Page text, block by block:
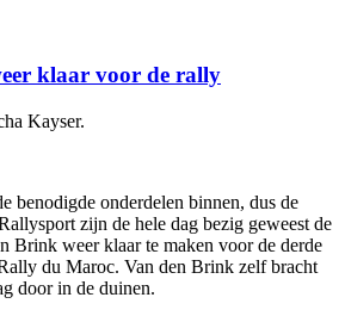
klaar voor de rally
Kayser.
benodigde onderdelen binnen, dus de
zijn de hele dag bezig geweest de
Brink weer klaar te maken voor de derde
du Maroc. Van den Brink zelf bracht
door in de duinen.